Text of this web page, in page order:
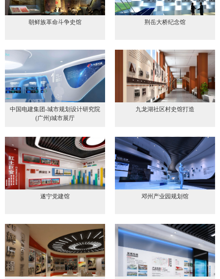
朝鲜族革命斗争史馆 荆岳大桥纪念馆
中国电建集团-城市规划设计研究院
(广州)城市展厅
九龙湖社区村史馆打造
遂宁党建馆 邓州产业园规划馆